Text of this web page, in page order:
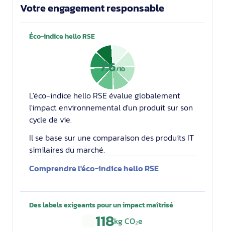
Votre engagement responsable
Éco-indice hello RSE
7.6/10
L'éco-indice hello RSE évalue globalement
l'impact environnemental d'un produit sur son
cycle de vie.
Il se base sur une comparaison des produits IT
similaires du marché.
Comprendre l'éco-indice hello RSE
Des labels exigeants pour un impact maîtrisé
118kg CO₂e